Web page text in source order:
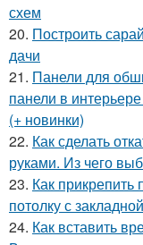
схем
20. Построить
дачи
21. Панели для
панели в
(+ новинки)
22. Как сделать
руками. Из чего
23. Как прикрепить
потолку с
24. Как вставить